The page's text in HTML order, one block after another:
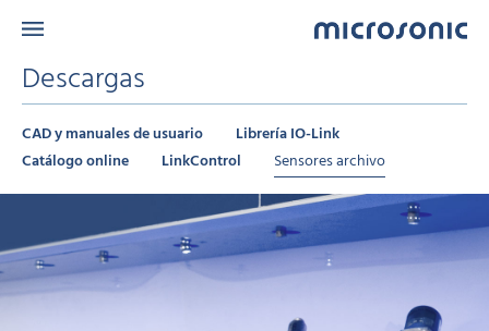
Descargas
CAD y manuales de usuario
Librería IO-Link
Catálogo online
LinkControl Sensores archivo